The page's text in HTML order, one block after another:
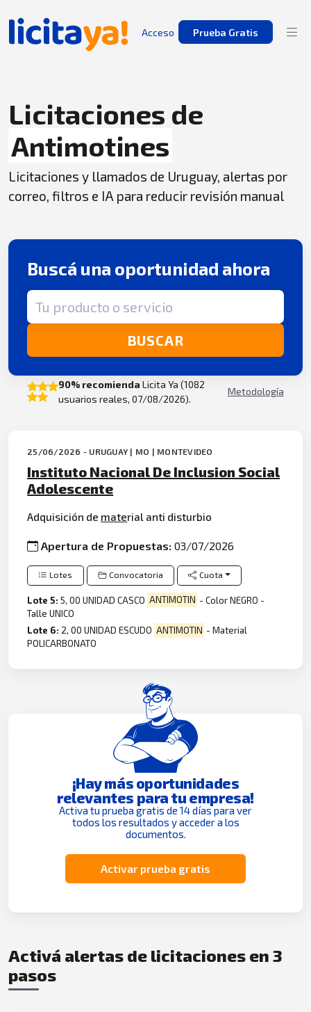
Acceso Prueba Gratis
Licitaciones de
Antimotines
Licitaciones y llamados de Uruguay, alertas por
correo, filtros e IA para reducir revisión manual
Buscá una oportunidad ahora
Término de búsqueda
BUSCAR
90% recomienda Licita Ya (1082
usuarios reales, 07/08/2026).
Metodología
25/06/2026 - URUGUAY | MO | MONTEVIDEO
Instituto Nacional De Inclusion Social
Adolescente
Adquisición de material anti disturbio
Apertura de Propuestas:03/07/2026
Lotes Convocatoria Cuota
Lote 5:5, 00 UNIDAD CASCO ANTIMOTIN - Color NEGRO -
Talle UNICO
Lote 6: 2, 00 UNIDAD ESCUDO ANTIMOTIN - Material
POLICARBONATO
¡Hay más oportunidades
relevantes para tu empresa!
Activa tu prueba gratis de 14 días para ver
todos los resultados y acceder a los
documentos.
Activar prueba gratis
Activá alertas de licitaciones en 3
pasos